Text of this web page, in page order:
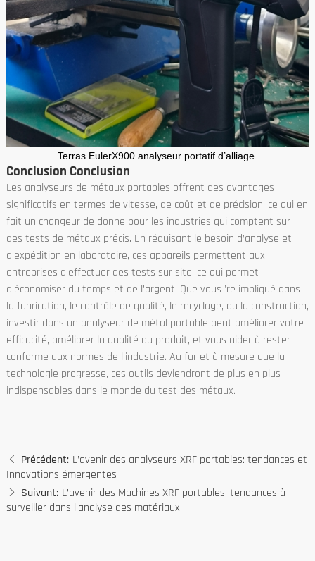
Terras EulerX900 analyseur portatif d’alliage
Conclusion Conclusion
Les analyseurs de métaux portables offrent des avantages
significatifs en termes de vitesse, de coût et de précision, ce qui en
fait un changeur de donne pour les industries qui comptent sur
des tests de métaux précis. En réduisant le besoin d’analyse et
d’expédition en laboratoire, ces appareils permettent aux
entreprises d’effectuer des tests sur site, ce qui permet
d’économiser du temps et de l’argent. Que vous 're impliqué dans
la fabrication, le contrôle de qualité, le recyclage, ou la construction,
investir dans un analyseur de métal portable peut améliorer votre
efficacité, améliorer la qualité du produit, et vous aider à rester
conforme aux normes de l’industrie. Au fur et à mesure que la
technologie progresse, ces outils deviendront de plus en plus
indispensables dans le monde du test des métaux.
Précédent: L’avenir des analyseurs XRF portables: tendances et
Innovations émergentes
Suivant: L’avenir des Machines XRF portables: tendances à
surveiller dans l’analyse des matériaux